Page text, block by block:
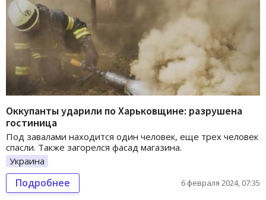
Оккупанты ударили по Харьковщине: разрушена
гостиница
Под завалами находится один человек, еще трех человек
спасли. Также загорелся фасад магазина.
Украина
Подробнее 6 февраля 2024, 07:35